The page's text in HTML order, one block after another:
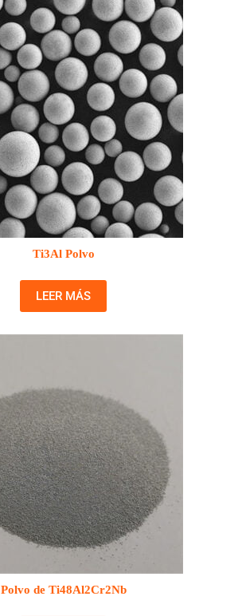
Ti3Al Polvo
LEER MÁS
Polvo de Ti48Al2Cr2Nb